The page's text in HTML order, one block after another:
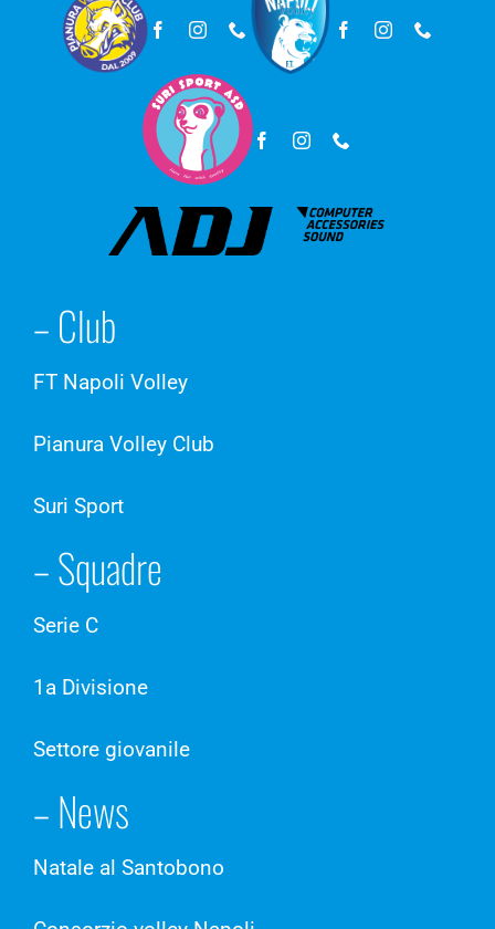
– Club
FT Napoli Volley
Pianura Volley Club
Suri Sport
– Squadre
Serie C
1a Divisione
Settore giovanile
– News
Natale al Santobono